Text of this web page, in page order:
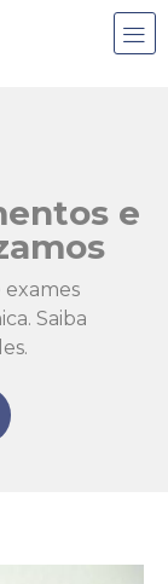
e
exames
Saiba